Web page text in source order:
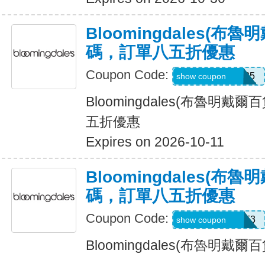
Bloomingdales(布魯明
碼，訂單八五折優惠
Coupon Code: Z7F2LWNLZM35
show coupon
Bloomingdales(布魯明戴爾
五折優惠
Expires on 2026-10-11
Bloomingdales(布魯明
碼，訂單八五折優惠
Coupon Code: ZKCV977HM9F3
show coupon
Bloomingdales(布魯明戴爾